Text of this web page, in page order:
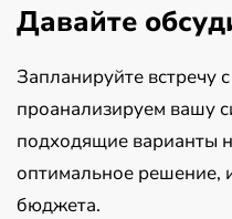
Давайте
Запланируйте
проанализируем вашу
подходящие варианты
оптимальное решение,
бюджета.